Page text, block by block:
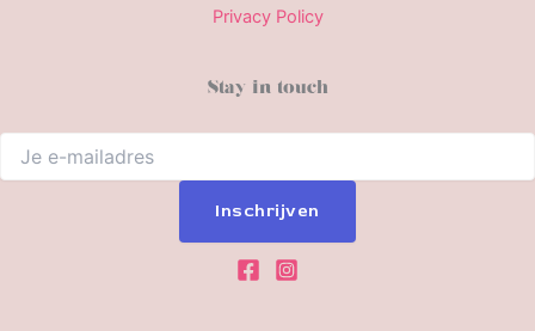
Privacy Policy
Stay in touch